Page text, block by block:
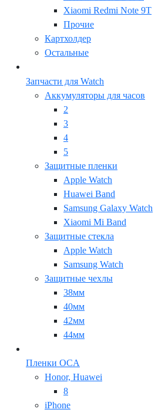
Xiaomi Redmi Note 9T
Прочие
Картхолдер
Остальные
Запчасти для Watch
Аккумуляторы для часов
2
3
4
5
Защитные пленки
Apple Watch
Huawei Band
Samsung Galaxy Watch
Xiaomi Mi Band
Защитные стекла
Apple Watch
Samsung Watch
Защитные чехлы
38мм
40мм
42мм
44мм
Пленки OCA
Honor, Huawei
8
iPhone